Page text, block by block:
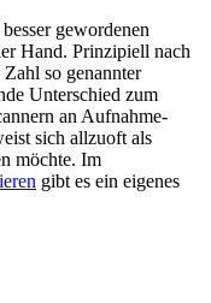
gewordenen
Hand. Prinzipiell nach
so genannter
Unterschied zum
an Aufnahme-
sich allzuoft als
möchte. Im
gibt es ein eigenes